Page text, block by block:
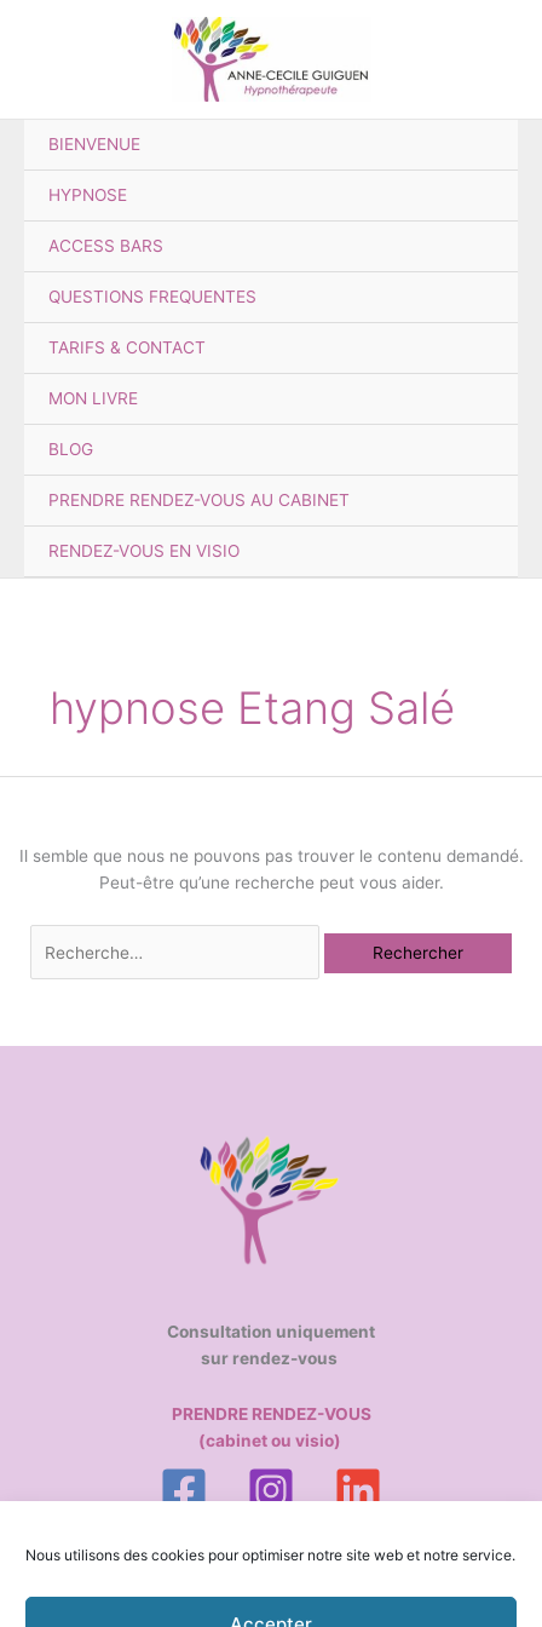
Nous utilisons des cookies pour optimiser notre site web et notre service.
BIENVENUE
HYPNOSE
ACCESS BARS
QUESTIONS FREQUENTES
TARIFS & CONTACT
MON LIVRE
BLOG
PRENDRE RENDEZ-VOUS AU CABINET
RENDEZ-VOUS EN VISIO
hypnose Etang Salé
Il semble que nous ne pouvons pas trouver le contenu demandé.
Peut-être qu’une recherche peut vous aider.
Consultation uniquement
sur rendez-vous
PRENDRE RENDEZ-VOUS
(cabinet ou visio)
Mentions légales
Politique de cookies (UE)
Formulaire contact